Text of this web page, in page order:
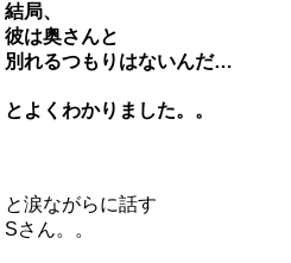
結局、
彼は奥さんと
別れるつもりはないんだ…
とよくわかりました。。
と涙ながらに話す
Sさん。。